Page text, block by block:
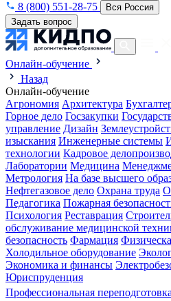
8 (800) 551-28-75
Вся Россия
Задать вопрос
Онлайн-обучение
Назад
Онлайн-обучение
Агрономия Архитектура
Горное дело Госзакупки
управление Дизайн
изыскания Инженерные системы
технологии Кадровое
Лаборатории Медицина
Метрология На базе высшего
Нефтегазовое дело Охрана труда
Педагогика Пожарная
Психология Реставрация
обслуживание медицинской
безопасность Фармация
Холодильное оборудование
Экономика и финансы
Юриспруденция
Профессиональная переподготовка